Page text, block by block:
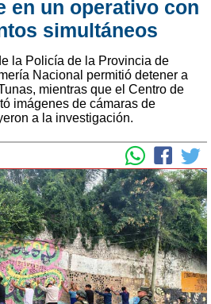
en un operativo con
simultáneos
la Policía de la Provincia de
Nacional permitió detener a
mientras que el Centro de
imágenes de cámaras de
a la investigación.